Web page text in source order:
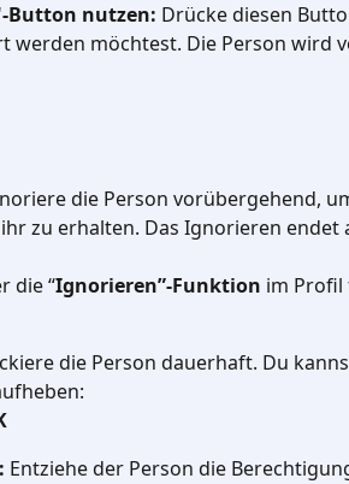
Button nutzen: Drücke diesen
werden möchtest. Die Person wird
die Person vorübergehend,
zu erhalten. Das Ignorieren endet
die “Ignorieren”-Funktion im
die Person dauerhaft. Du
Entziehe der Person die